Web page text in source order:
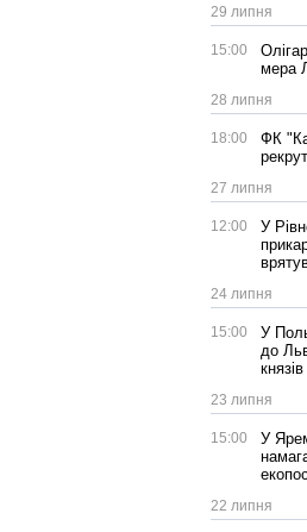
29 липня
15:00
мера
28 липня
18:00
ФК
27 липня
12:00
У
24 липня
15:00
У
до
23 липня
15:00
У
22 липня